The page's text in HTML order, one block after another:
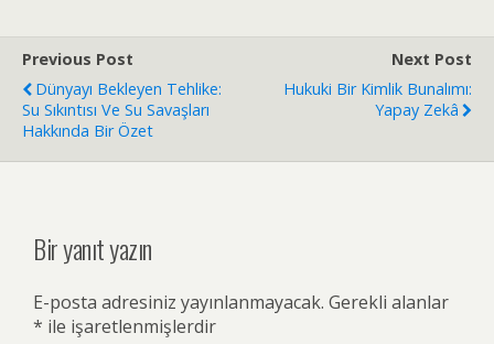
Previous Post
Dünyayı Bekleyen Tehlike:
Su Sıkıntısı Ve Su Savaşları
Hakkında Bir Özet
Next Post
Hukuki Bir Kimlik Bunalımı:
Yapay Zekâ
Bir yanıt yazın
E-posta adresiniz yayınlanmayacak. Gerekli alanlar
* ile işaretlenmişlerdir